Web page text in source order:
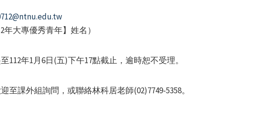
年大專優秀青年】姓名）
112年1月6日(五)下午17點截止，逾時恕不受理。
至課外組詢問，或聯絡林科居老師(02)7749-5358。